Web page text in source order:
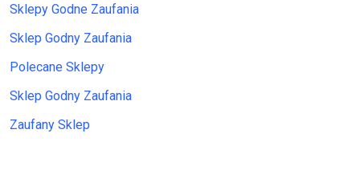
Sklepy Godne Zaufania
Sklep Godny Zaufania
Polecane Sklepy
Sklep Godny Zaufania
Zaufany Sklep